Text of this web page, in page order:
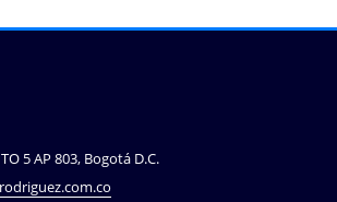
5 AP 803, Bogotá D.C.